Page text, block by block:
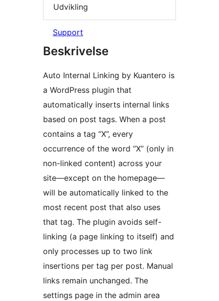
Udvikling
Support
Beskrivelse
Auto Internal Linking by Kuantero is
a WordPress plugin that
automatically inserts internal links
based on post tags. When a post
contains a tag “X”, every
occurrence of the word “X” (only in
non-linked content) across your
site—except on the homepage—
will be automatically linked to the
most recent post that also uses
that tag. The plugin avoids self-
linking (a page linking to itself) and
only processes up to two link
insertions per tag per post. Manual
links remain unchanged. The
settings page in the admin area